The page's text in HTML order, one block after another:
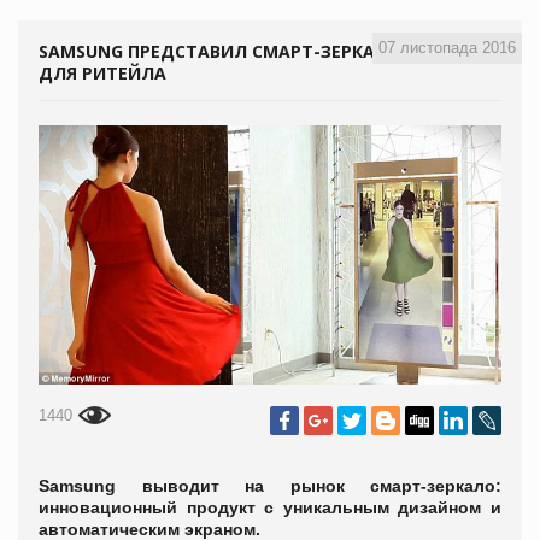
07 листопада 2016
SAMSUNG ПРЕДСТАВИЛ СМАРТ-ЗЕРКАЛО
ДЛЯ РИТЕЙЛА
1440
Samsung выводит на рынок смарт-зеркало:
инновационный продукт с уникальным дизайном и
автоматическим экраном.